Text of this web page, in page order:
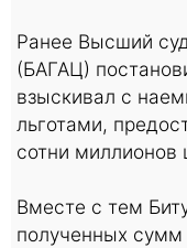
Ранее Высший
(БАГАЦ)
взыскивал с
льготами,
сотни миллионов
Вместе с тем
полученных